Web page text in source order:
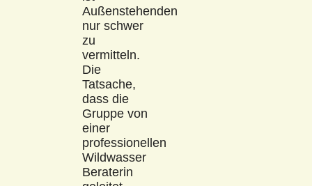
Außenstehenden
nur schwer
zu
vermitteln.
Die
Tatsache,
dass die
Gruppe von
einer
professionellen
Wildwasser
Beraterin